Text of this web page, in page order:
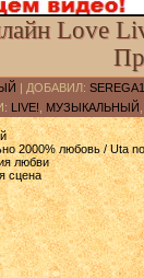
[rutube]
Love
| ДОБАВИЛ:
LIVE! МУЗЫКАЛЬНЫЙ
2000% любовь / Uta
любви
сцена